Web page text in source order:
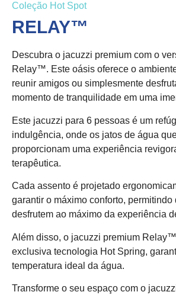
Coleção Hot Spot
RELAY™
Descubra o jacuzzi premium com o
Relay™. Este oásis oferece o
reunir amigos ou simplesmente
momento de tranquilidade em uma
Este jacuzzi para 6 pessoas é um
indulgência, onde os jatos de água
proporcionam uma experiência
terapêutica.
Cada assento é projetado
garantir o máximo conforto, permitindo
desfrutem ao máximo da experiência
Além disso, o jacuzzi premium
exclusiva tecnologia Hot Spring,
temperatura ideal da água.
Transforme o seu espaço com o